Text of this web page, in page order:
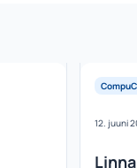
12. juuni